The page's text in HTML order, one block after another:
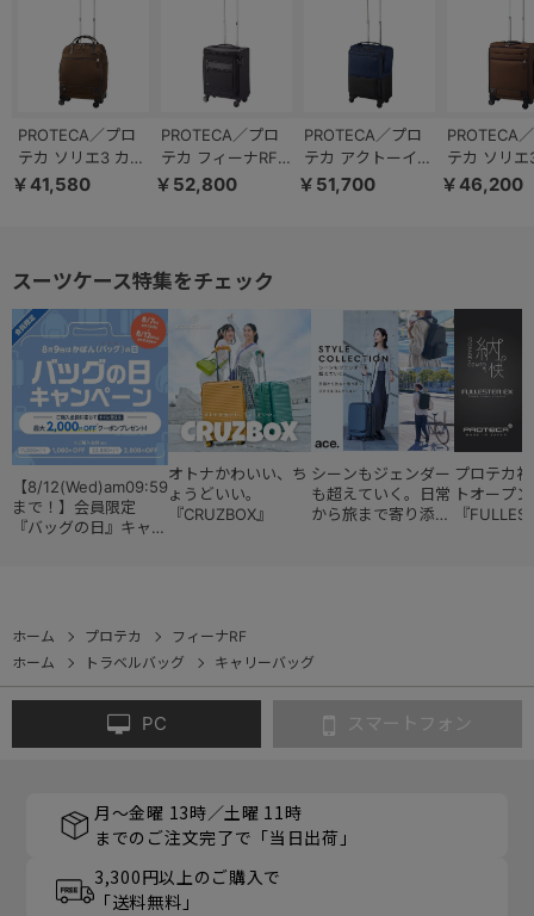
PROTECA／プロ
テカ ソリエ3 カジ
ュアル キャリーケ
12882
￥41,580
PROTECA／プロ
テカ フィーナRF
超軽量 日本製 キ
￥52,800
PROTECA／プロ
テカ アクトーイ2
キャリーケース 日
￥51,700
PROTECA
テカ ソリ
リーケース
￥46,200
スーツケース特集をチェック
【8/12(Wed)am09:59
まで！】会員限定
『バッグの日』キャン
オトナかわいい、ち
ょうどいい。
『CRUZBOX』
シーンもジェンダー
も超えていく。日常
から旅まで寄り添う
プロテカ
トオープ
『
ホーム プロテカ
フィーナRF
ホーム
トラベルバッグ キャリーバッグ
PC スマートフォン
月～金曜 13時／土曜 11時
までのご注文完了で「当日出荷」
3,300円以上のご購入で
「送料無料」